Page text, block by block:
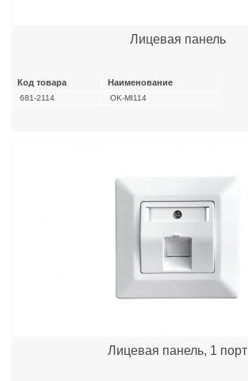
Лицевая панель
Код товара Наименование
681-2114 OK-MI114
Лицевая панель, 1 порт